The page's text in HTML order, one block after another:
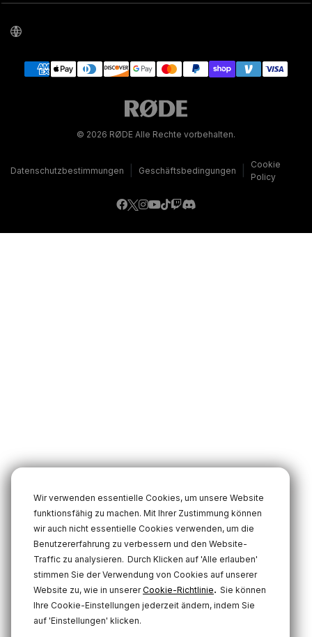
Wir verwenden essentielle Cookies, um unsere Website
funktionsfähig zu machen. Mit Ihrer Zustimmung können
wir auch nicht essentielle Cookies verwenden, um die
Benutzererfahrung zu verbessern und den Website-
Traffic zu analysieren. Durch Klicken auf 'Alle erlauben'
stimmen Sie der Verwendung von Cookies auf unserer
Website zu, wie in unsererCookie-Richtlinie. Sie können
Ihre Cookie-Einstellungen jederzeit ändern, indem Sie
auf 'Einstellungen' klicken.
© 2026 RØDE Alle Rechte vorbehalten.
Datenschutzbestimmungen Geschäftsbedingungen
Cookie
Policy